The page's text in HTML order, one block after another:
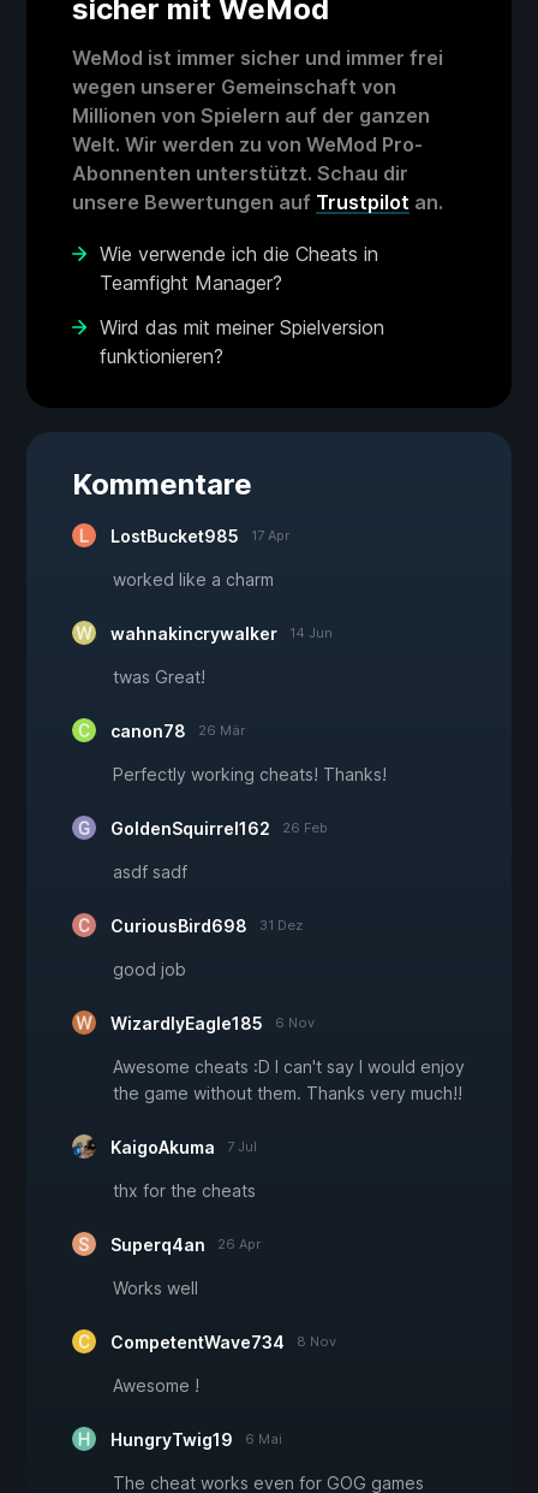
sicher mit WeMod
WeMod ist immer sicher und immer frei
wegen unserer Gemeinschaft von
Millionen von Spielern auf der ganzen
Welt. Wir werden zu von WeMod Pro-
Abonnenten unterstützt. Schau dir
unsere Bewertungen auf Trustpilot an.
Wie verwende ich die Cheats in
Teamfight Manager?
Wird das mit meiner Spielversion
funktionieren?
Kommentare
LostBucket985 17 Apr
worked like a charm
wahnakincrywalker 14 Jun
twas Great!
canon78 26 Mär
Perfectly working cheats! Thanks!
GoldenSquirrel162 26 Feb
asdf sadf
CuriousBird698 31 Dez
good job
WizardlyEagle185 6 Nov
Awesome cheats :D I can't say I would enjoy
the game without them. Thanks very much!!
KaigoAkuma 7 Jul
thx for the cheats
Superq4an 26 Apr
Works well
CompetentWave734 8 Nov
Awesome !
HungryTwig19 6 Mai
The cheat works even for GOG games